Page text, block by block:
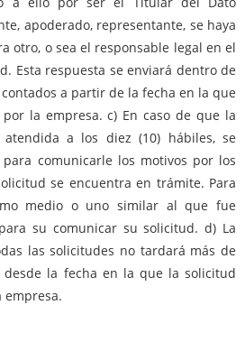
apoderado, representante, se haya
otro, o sea el responsable legal en el
Esta respuesta se enviará dentro de
a partir de la fecha en la que
la empresa. c) En caso de que la
a los diez (10) hábiles, se
comunicarle los motivos por los
se encuentra en trámite. Para
medio o uno similar al que fue
su comunicar su solicitud. d) La
las solicitudes no tardará más de
desde la fecha en la que la solicitud